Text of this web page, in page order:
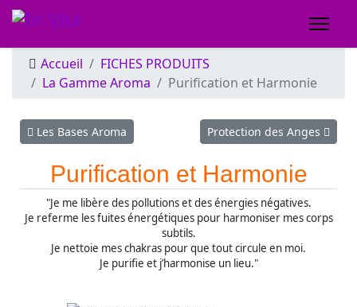
Accueil
FICHES PRODUITS
La Gamme Aroma
Purification et Harmonie
Article précédent : Les Bases Aroma
Les Bases Aroma Article suivant : Protection
Protection des Anges
Purification et Harmonie
"Je me libère des pollutions et des énergies négatives.
Je referme les fuites énergétiques pour harmoniser mes corps
subtils.
Je nettoie mes chakras pour que tout circule en moi.
Je purifie et j’harmonise un lieu."